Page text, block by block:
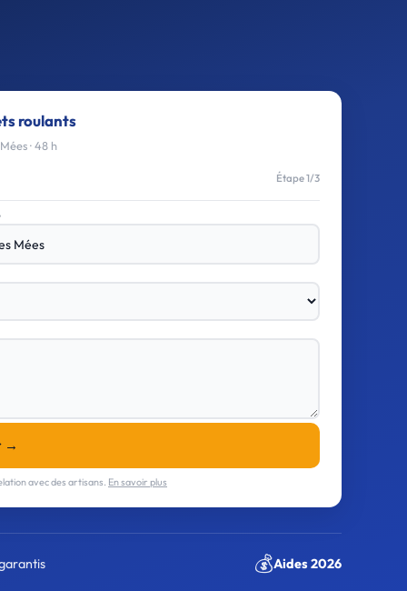
roulants
· 48 h
Étape 1/3
→
avec des artisans. En savoir plus
💰Aides 2026